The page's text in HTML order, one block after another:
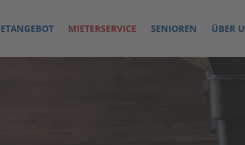
MIE­TER­SER­VICE SENIO­REN ÜBER